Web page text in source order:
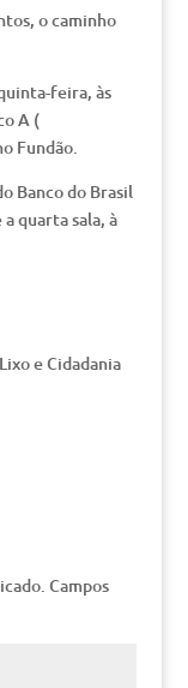
o caminho
feira, às
A (
Fundão.
Banco do Brasil
quarta sala, à
e Cidadania
Campos